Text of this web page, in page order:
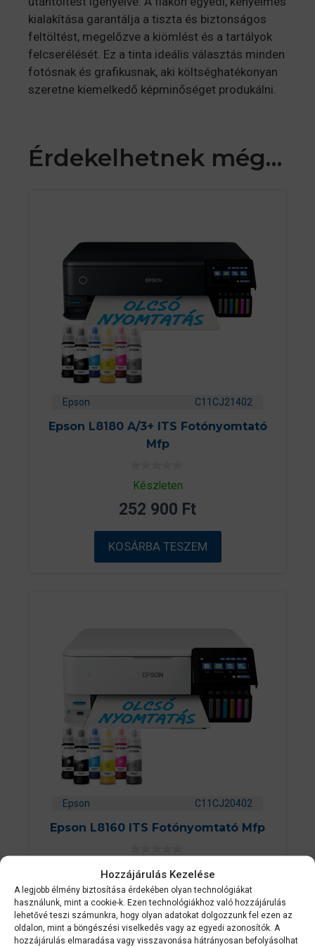
Hozzájárulás Kezelése
A legjobb élmény biztosítása érdekében olyan technológiákat
használunk, mint a cookie-k. Ezen technológiákhoz való hozzájárulás
lehetővé teszi számunkra, hogy olyan adatokat dolgozzunk fel ezen az
oldalon, mint a böngészési viselkedés vagy az egyedi azonosítók. A
hozzájárulás elmaradása vagy visszavonása hátrányosan befolyásolhat
kialakítása garantálja a tiszta és biztonságos
feltöltést, megelőzve a kiömlést és a tartályok
felcserélését. Ez a tinta ideális választás minden
fotósnak és grafikusnak, aki költséghatékonyan
szeretne kiemelkedő képminőséget produkálni.
Érdekelhetnek még…
Epson C11CJ21402
Epson L8180 A/3+ ITS Fotónyomtató
Mfp
0
a
5
b
ő
l
Készleten
252 900 Ft
KOSÁRBA TESZEM
Epson C11CJ20402
Epson L8160 ITS Fotónyomtató Mfp
a
z
5
-
b
ő
l
Készleten
203 799Ft
KOSÁRBA TESZEM